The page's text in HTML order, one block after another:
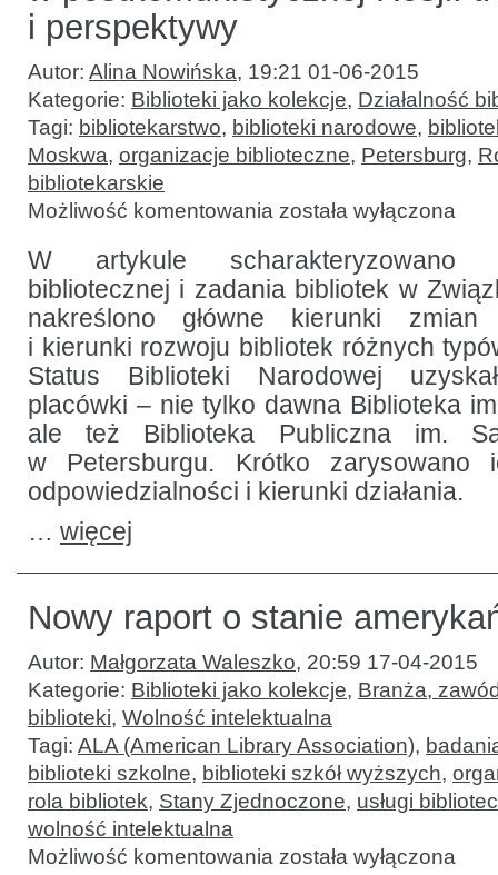
i perspektywy
Autor: Alina Nowińska, 19:21 01-06-2015
Kategorie: Biblioteki jako kolekcje, Działalność
Tagi: bibliotekarstwo, biblioteki narodowe,
Moskwa, organizacje biblioteczne, Petersburg,
bibliotekarskie
Możliwość komentowania Rozwój
sieci
w postkomunistycznej
Rosji:
trendy,
i perspektywy
została wyłączona
W artykule scharakteryzowano
bibliotecznej i zadania bibliotek w
nakreślono główne kierunki zmian
i kierunki rozwoju bibliotek różnych
Status Biblioteki Narodowej
placówki – nie tylko dawna Biblioteka
ale też Biblioteka Publiczna im.
w Petersburgu. Krótko zarysowano
odpowiedzialności i kierunki działania.
… więcej
Nowy raport o stanie
Autor: Małgorzata Waleszko, 20:59 17-04-2015
Kategorie: Biblioteki jako kolekcje, Branża,
biblioteki, Wolność intelektualna
Tagi: ALA (American Library Association),
biblioteki szkolne, biblioteki szkół wyższych,
rola bibliotek, Stany Zjednoczone, usługi
wolność intelektualna
Możliwość komentowania Nowy
raport
została wyłączona